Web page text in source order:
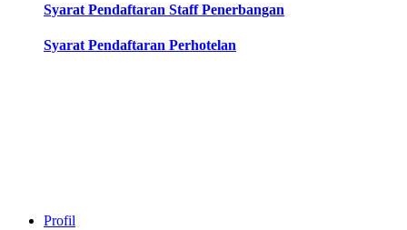
Syarat Pendaftaran Staff Penerbangan
Syarat Pendaftaran Perhotelan
Profil